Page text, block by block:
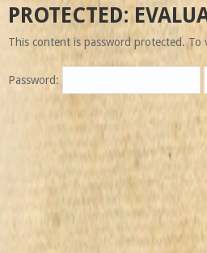
PROTECTED:
This content is password protected.
Password: